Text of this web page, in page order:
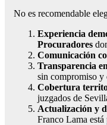
No es recomendable
Experiencia
Procuradores
Comunicación
Transparencia
sin compromiso y
Cobertura
juzgados de
Actualización y
Franco Lama está